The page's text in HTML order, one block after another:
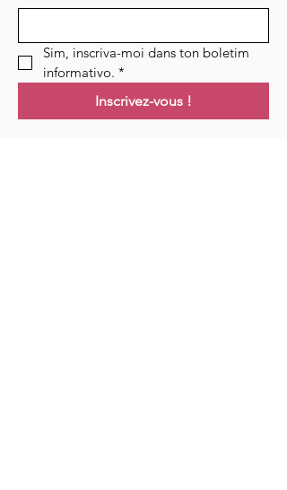
Sim, inscriva-moi dans ton boletim
informativo. *
Inscrivez-vous !